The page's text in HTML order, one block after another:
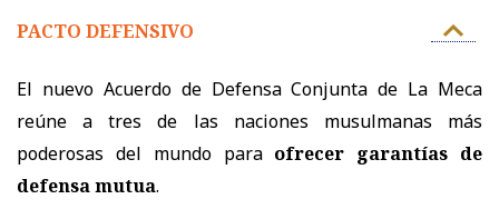
PACTO DEFENSIVO
El nuevo Acuerdo de Defensa Conjunta de La Meca
reúne a tres de las naciones musulmanas más
poderosas del mundo para ofrecer garantías de
defensa mutua.